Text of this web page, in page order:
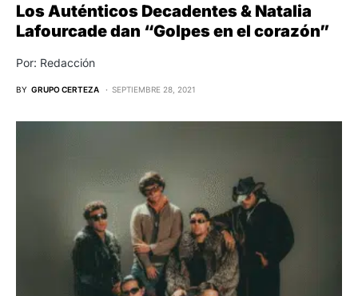
Los Auténticos Decadentes & Natalia
Lafourcade dan “Golpes en el corazón”
Por: Redacción
BY GRUPO CERTEZA SEPTIEMBRE 28, 2021